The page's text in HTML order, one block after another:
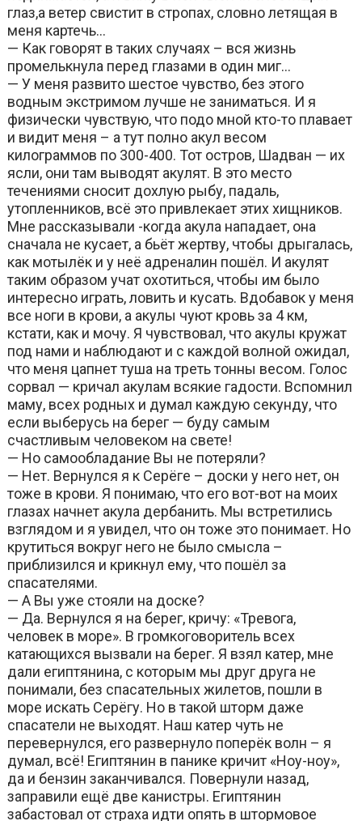
глаз,а ветер свистит в стропах, словно летящая в
меня картечь…
— Как говорят в таких случаях – вся жизнь
промелькнула перед глазами в один миг…
— У меня развито шестое чувство, без этого
водным экстримом лучше не заниматься. И я
физически чувствую, что подо мной кто-то плавает
и видит меня – а тут полно акул весом
килограммов по 300-400. Тот остров, Шадван — их
ясли, они там выводят акулят. В это место
течениями сносит дохлую рыбу, падаль,
утопленников, всё это привлекает этих хищников.
Мне рассказывали -когда акула нападает, она
сначала не кусает, а бьёт жертву, чтобы дрыгалась,
как мотылёк и у неё адреналин пошёл. И акулят
таким образом учат охотиться, чтобы им было
интересно играть, ловить и кусать. Вдобавок у меня
все ноги в крови, а акулы чуют кровь за 4 км,
кстати, как и мочу. Я чувствовал, что акулы кружат
под нами и наблюдают и с каждой волной ожидал,
что меня цапнет туша на треть тонны весом. Голос
сорвал — кричал акулам всякие гадости. Вспомнил
маму, всех родных и думал каждую секунду, что
если выберусь на берег — буду самым
счастливым человеком на свете!
— Но самообладание Вы не потеряли?
— Нет. Вернулся я к Серёге – доски у него нет, он
тоже в крови. Я понимаю, что его вот-вот на моих
глазах начнет акула дербанить. Мы встретились
взглядом и я увидел, что он тоже это понимает. Но
крутиться вокруг него не было смысла –
приблизился и крикнул ему, что пошёл за
спасателями.
— А Вы уже стояли на доске?
— Да. Вернулся я на берег, кричу: «Тревога,
человек в море». В громкоговоритель всех
катающихся вызвали на берег. Я взял катер, мне
дали египтянина, с которым мы друг друга не
понимали, без спасательных жилетов, пошли в
море искать Серёгу. Но в такой шторм даже
спасатели не выходят. Наш катер чуть не
перевернулся, его развернуло поперёк волн – я
думал, всё! Египтянин в панике кричит «Ноу-ноу»,
да и бензин заканчивался. Повернули назад,
заправили ещё две канистры. Египтянин
забастовал от страха идти опять в штормовое